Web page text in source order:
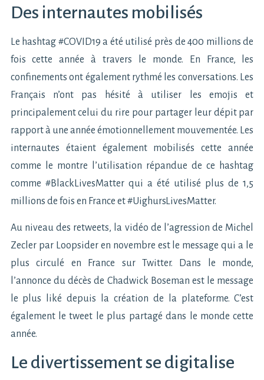
Des internautes mobilisés
Le hashtag #COVID19 a été utilisé près de 400 millions de
fois cette année à travers le monde. En France, les
confinements ont également rythmé les conversations. Les
Français n’ont pas hésité à utiliser les emojis et
principalement celui du rire pour partager leur dépit par
rapport à une année émotionnellement mouvementée. Les
internautes étaient également mobilisés cette année
comme le montre l’utilisation répandue de ce hashtag
comme #BlackLivesMatter qui a été utilisé plus de 1,5
millions de fois en France et #UighursLivesMatter.
Au niveau des retweets, la vidéo de l’agression de Michel
Zecler par Loopsider en novembre est le message qui a le
plus circulé en France sur Twitter. Dans le monde,
l’annonce du décès de Chadwick Boseman est le message
le plus liké depuis la création de la plateforme. C’est
également le tweet le plus partagé dans le monde cette
année.
Le divertissement se digitalise